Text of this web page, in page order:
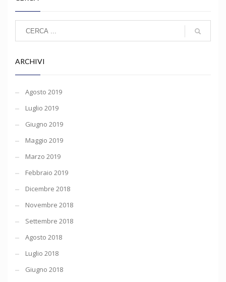
ARCHIVI
Agosto 2019
Luglio 2019
Giugno 2019
Maggio 2019
Marzo 2019
Febbraio 2019
Dicembre 2018
Novembre 2018
Settembre 2018
Agosto 2018
Luglio 2018
Giugno 2018